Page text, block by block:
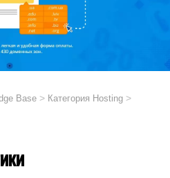
Base > Категория Hosting >